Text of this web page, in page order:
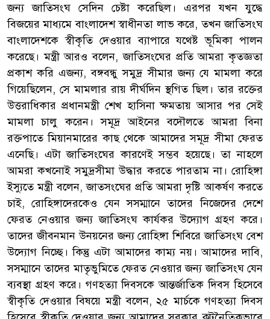
জন্য জাতিসংঘ সেদিন চেষ্টা করেছিল। এরপর যখন যুদ্ধে
বিজয়ের মাধ্যমে বাংলাদেশ স্বাধীনতা লাভ করে, তখন জাতিসংঘ
বাংলাদেশকে স্বীকৃতি দেওয়ার ব্যাপারে যথেষ্ট ভূমিকা পালন
করেছে। মন্ত্রী আরও বলেন, জাতিসংঘের প্রতি আমরা কৃতজ্ঞতা
প্রকাশ করি এজন্য, বঙ্গবন্ধু সমুদ্র সীমার জন্য যে মামলা করে
গিয়েছিলেন, সে মামলার রায় দীর্ঘদিন স্থগিত ছিল। তার রক্তের
উত্তরাধিকার প্রধানমন্ত্রী শেখ হাসিনা ক্ষমতায় আসার পর সেই
মামলা চালু করেন। সমূদ্র আইনের বদৌলতে আমরা বিনা
রক্তপাতে মিয়ানমারের কাছ থেকে আমাদের সমূদ্র সীমা ফেরত
এনেছি। এটা জাতিসংঘের কারণেই সম্ভব হয়েছে। তা নাহলে
আমরা কখনোই সমুদ্রসীমা উদ্ধার করতে পারতাম না। রোহিঙ্গা
ইস্যুতে মন্ত্রী বলেন, জাতসংঘের প্রতি আমরা দৃষ্টি আকর্ষণ করতে
চাই, রোহিঙ্গাদেরকেও যেন সসম্মানে তাদের নিজেদের দেশে
ফেরত নেওয়ার জন্য জাতিসংঘ কার্যকর উদ্যোগ গ্রহণ করে।
তাদের জীবনমান উনয়নের জন্য রোহিঙ্গা শিবিরে জাতিসংঘ বেশ
উদ্যোগ নিচ্ছে। কিন্তু এটা আমাদের কাম্য নয়। আমাদের দাবি,
সসম্মানে তাদের মাতৃভুমিতে ফেরত নেওয়ার জন্য জাতিসংঘ যেন
ব্যবস্থা গ্রহণ করে। গণহত্যা দিবসকে আন্তর্জাতিক দিবস হিসেবে
স্বীকৃতি দেওয়ার বিষয়ে মন্ত্রী বলেন, ২৫ মার্চকে গণহত্যা দিবস